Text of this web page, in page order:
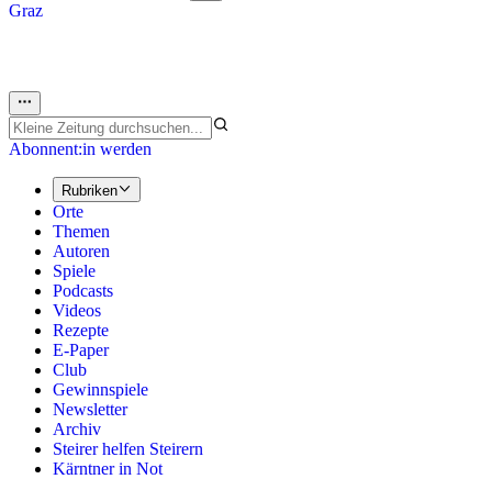
Graz
Abonnent:in werden
Rubriken
Orte
Themen
Autoren
Spiele
Podcasts
Videos
Rezepte
E-Paper
Club
Gewinnspiele
Newsletter
Archiv
Steirer helfen Steirern
Kärntner in Not